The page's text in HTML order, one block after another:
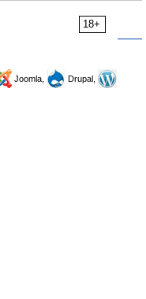
18+
Joomla,
Drupal,